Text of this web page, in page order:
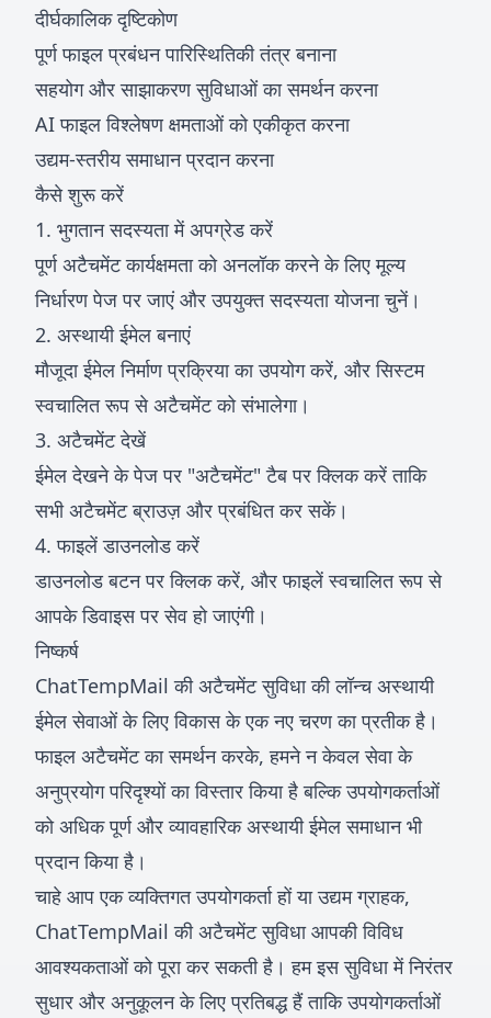
दीर्घकालिक दृष्टिकोण
पूर्ण फाइल प्रबंधन पारिस्थितिकी तंत्र बनाना
सहयोग और साझाकरण सुविधाओं का समर्थन करना
AI फाइल विश्लेषण क्षमताओं को एकीकृत करना
उद्यम-स्तरीय समाधान प्रदान करना
कैसे शुरू करें
1. भुगतान सदस्यता में अपग्रेड करें
पूर्ण अटैचमेंट कार्यक्षमता को अनलॉक करने के लिएमूल्य
निर्धारण पेजपर जाएं और उपयुक्त सदस्यता योजना चुनें।
2. अस्थायी ईमेल बनाएं
मौजूदा ईमेल निर्माण प्रक्रिया का उपयोग करें, और सिस्टम
स्वचालित रूप से अटैचमेंट को संभालेगा।
3. अटैचमेंट देखें
ईमेल देखने के पेज पर "अटैचमेंट" टैब पर क्लिक करें ताकि
सभी अटैचमेंट ब्राउज़ और प्रबंधित कर सकें।
4. फाइलें डाउनलोड करें
डाउनलोड बटन पर क्लिक करें, और फाइलें स्वचालित रूप से
आपके डिवाइस पर सेव हो जाएंगी।
निष्कर्ष
ChatTempMail की अटैचमेंट सुविधा की लॉन्च अस्थायी
ईमेल सेवाओं के लिए विकास के एक नए चरण का प्रतीक है।
फाइल अटैचमेंट का समर्थन करके, हमने न केवल सेवा के
अनुप्रयोग परिदृश्यों का विस्तार किया है बल्कि उपयोगकर्ताओं
को अधिक पूर्ण और व्यावहारिक अस्थायी ईमेल समाधान भी
प्रदान किया है।
चाहे आप एक व्यक्तिगत उपयोगकर्ता हों या उद्यम ग्राहक,
ChatTempMail की अटैचमेंट सुविधा आपकी विविध
आवश्यकताओं को पूरा कर सकती है। हम इस सुविधा में निरंतर
सुधार और अनुकूलन के लिए प्रतिबद्ध हैं ताकि उपयोगकर्ताओं